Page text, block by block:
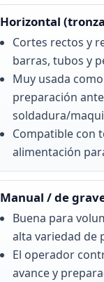
Horizontal
Cortes rectos y
barras, tubos y
Muy usada
preparación
soldadura/
Compatible con
alimentación
Manual / de
Buena para
alta variedad de
El operador
avance y